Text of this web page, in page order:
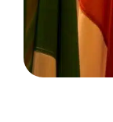
Nous